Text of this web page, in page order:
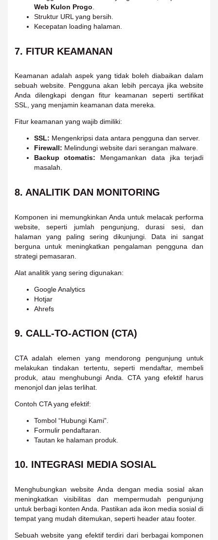
Web Kulon Progo
Struktur URL yang bersih.
Kecepatan loading halaman.
7. FITUR KEAMANAN
Keamanan adalah aspek yang tidak boleh diabaikan dalam
sebuah website. Pengguna akan lebih percaya jika website
Anda dilengkapi dengan fitur keamanan seperti sertifikat
SSL, yang menjamin keamanan data mereka.
Fitur keamanan yang wajib dimiliki:
SSL: Mengenkripsi data antara pengguna dan server.
Firewall: Melindungi website dari serangan malware.
Backup otomatis: Mengamankan data jika terjadi
masalah.
8. ANALITIK DAN MONITORING
Komponen ini memungkinkan Anda untuk melacak performa
website, seperti jumlah pengunjung, durasi sesi, dan
halaman yang paling sering dikunjungi. Data ini sangat
berguna untuk meningkatkan pengalaman pengguna dan
strategi pemasaran.
Alat analitik yang sering digunakan:
Google Analytics
Hotjar
Ahrefs
9. CALL-TO-ACTION (CTA)
CTA adalah elemen yang mendorong pengunjung untuk
melakukan tindakan tertentu, seperti mendaftar, membeli
produk, atau menghubungi Anda. CTA yang efektif harus
menonjol dan jelas terlihat.
Contoh CTA yang efektif:
Tombol “Hubungi Kami”.
Formulir pendaftaran.
Tautan ke halaman produk.
10. INTEGRASI MEDIA SOSIAL
Menghubungkan website Anda dengan media sosial akan
meningkatkan visibilitas dan mempermudah pengunjung
untuk berbagi konten Anda. Pastikan ada ikon media sosial di
tempat yang mudah ditemukan, seperti header atau footer.
Sebuah website yang efektif terdiri dari berbagai komponen